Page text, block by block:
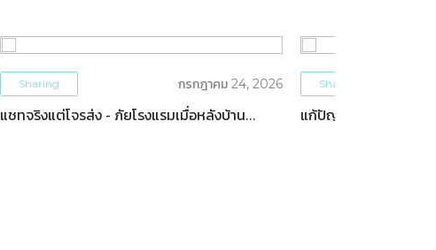
Sharing กรกฎาคม 24, 2026
แชทจริงแต่โจรส่ง - ภัยโรงแรมเมื่อหลังบ้าน
Sharing
แก้ปัญหา ‘ทำคอนเทน